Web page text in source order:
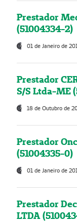
Prestador
(51004334-2)
01 de Janeiro de
Prestador
S/S Ltda-ME
18 de Outubro de
Prestador
(51004335-0)
01 de Janeiro de
Prestador
LTDA